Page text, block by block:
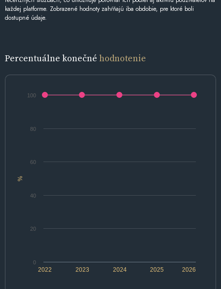
každej platforme. Zobrazené hodnoty zahŕňajú iba obdobie, pre ktoré boli
dostupné údaje.
Percentuálne konečné hodnotenie
%
2022 2024 2026
2023 2025
0
20
40
60
80
100